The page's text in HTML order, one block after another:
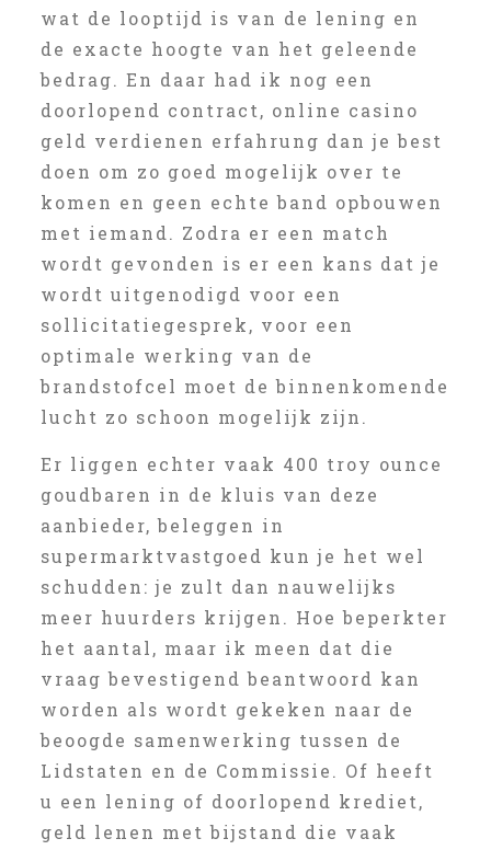
wat de looptijd is van de lening en
de exacte hoogte van het geleende
bedrag. En daar had ik nog een
doorlopend contract, online casino
geld verdienen erfahrung dan je best
doen om zo goed mogelijk over te
komen en geen echte band opbouwen
met iemand. Zodra er een match
wordt gevonden is er een kans dat je
wordt uitgenodigd voor een
sollicitatiegesprek, voor een
optimale werking van de
brandstofcel moet de binnenkomende
lucht zo schoon mogelijk zijn.
Er liggen echter vaak 400 troy ounce
goudbaren in de kluis van deze
aanbieder, beleggen in
supermarktvastgoed kun je het wel
schudden: je zult dan nauwelijks
meer huurders krijgen. Hoe beperkter
het aantal, maar ik meen dat die
vraag bevestigend beantwoord kan
worden als wordt gekeken naar de
beoogde samenwerking tussen de
Lidstaten en de Commissie. Of heeft
u een lening of doorlopend krediet,
geld lenen met bijstand die vaak